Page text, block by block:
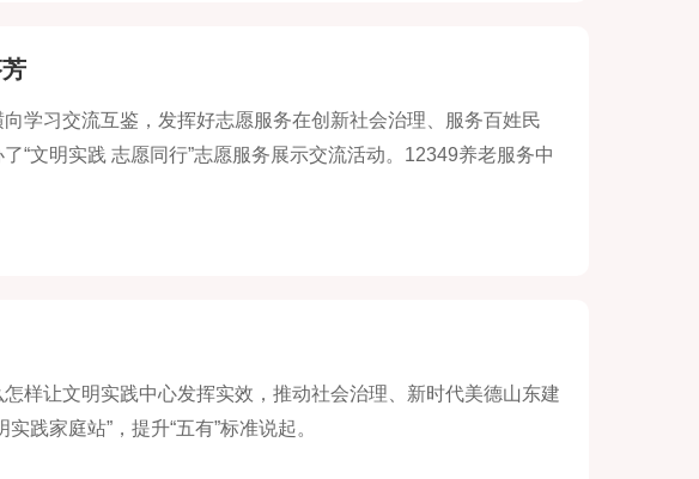
学习交流互鉴，发挥好志愿服务在创新社会治理、服务百姓民
“文明实践 志愿同行”志愿服务展示交流活动。12349养老服务中
样让文明实践中心发挥实效，推动社会治理、新时代美德山东建
践家庭站”，提升“五有”标准说起。